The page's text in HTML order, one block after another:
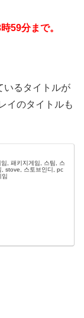
59分まで。
いるタイトルが
イのタイトルも
, 패키지게임, 스팀, 스
, stove, 스토브인디, pc
임